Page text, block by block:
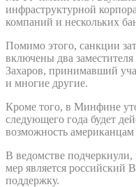
инфраструктурной
компаний и нескольких
Помимо этого, санкции
включены два
Захаров, принимавший
и многие другие.
Кроме того, в Минфине
следующего года будет
возможность
В ведомстве
мер является
поддержку.